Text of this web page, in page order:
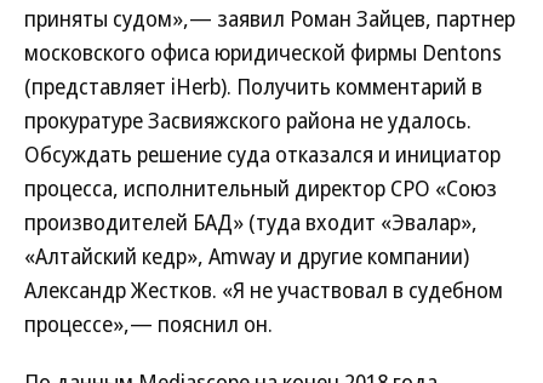
приняты судом»,— заявил Роман Зайцев, партнер
московского офиса юридической фирмы Dentons
(представляет iHerb). Получить комментарий в
прокуратуре Засвияжского района не удалось.
Обсуждать решение суда отказался и инициатор
процесса, исполнительный директор СРО «Союз
производителей БАД» (туда входит «Эвалар»,
«Алтайский кедр», Amway и другие компании)
Александр Жестков. «Я не участвовал в судебном
процессе»,— пояснил он.